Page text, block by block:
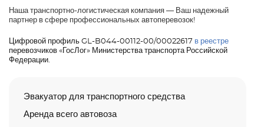
Наша транспортно-логистическая компания — Ваш надежный
партнер в сфере профессиональных автоперевозок!
Цифровой профиль GL-B044-00112-00/00022617 в реестре
перевозчиков «ГосЛог» Министерства транспорта Российской
Федерации.
Эвакуатор для транспортного средства
Аренда всего автовоза